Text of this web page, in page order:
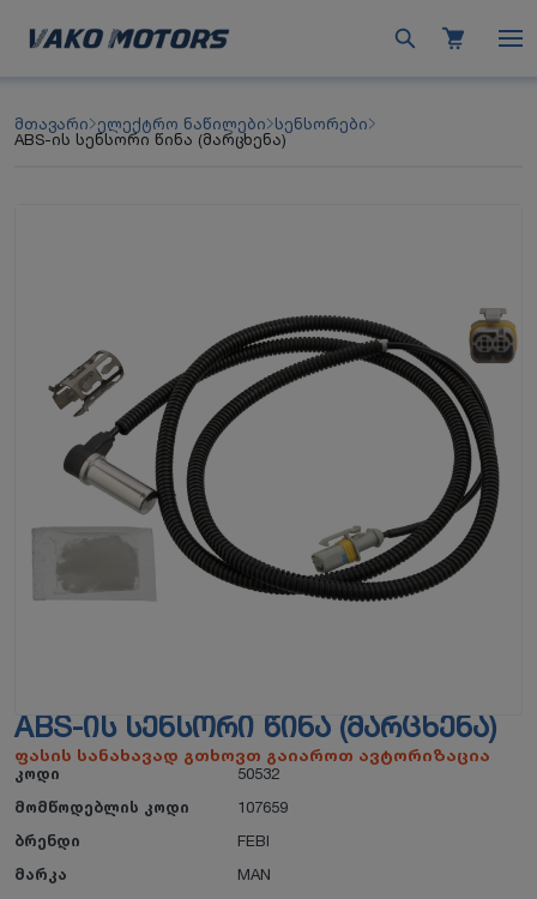
მთავარი ელექტრო ნაწილები სენსორები
ABS-ის სენსორი წინა (მარცხენა)
ABS-ᲘᲡ ᲡᲔᲜᲡᲝᲠᲘ ᲬᲘᲜᲐ (ᲛᲐᲠᲪᲮᲔᲜᲐ)
ფასის სანახავად გთხოვთ გაიაროთ ავტორიზაცია
კოდი
50532
მომწოდებლის კოდი
107659
ბრენდი
FEBI
მარკა
MAN